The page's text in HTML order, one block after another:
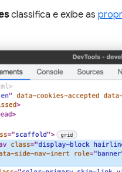
classifica e exibe as